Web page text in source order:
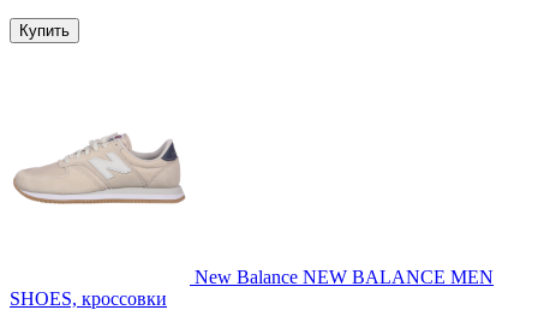
Купить
New Balance NEW BALANCE MEN
SHOES, кроссовки